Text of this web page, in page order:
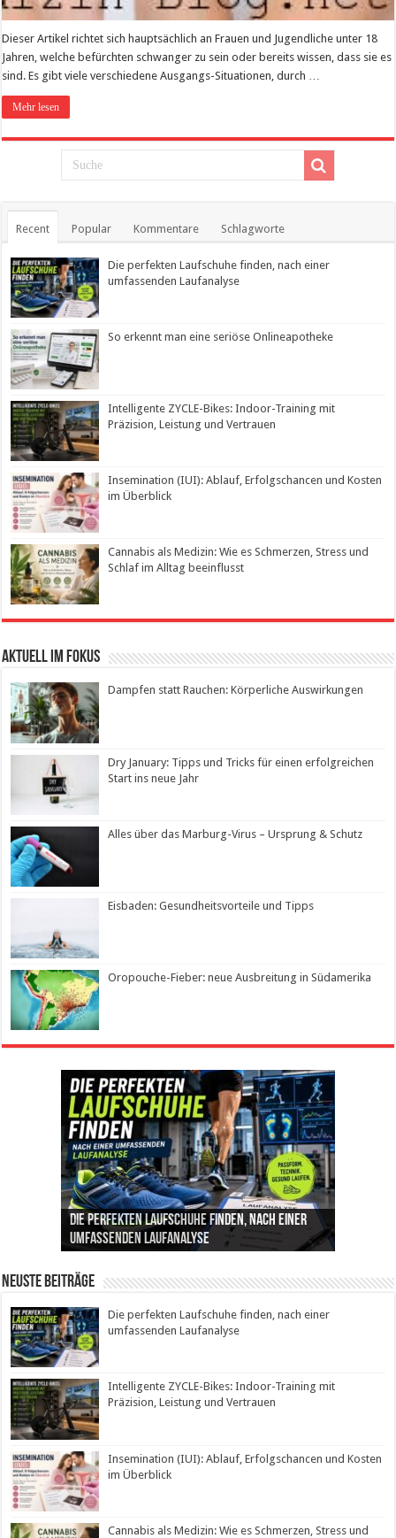
Dieser Artikel richtet sich hauptsächlich an Frauen und Jugendliche unter 18
Jahren, welche befürchten schwanger zu sein oder bereits wissen, dass sie es
sind. Es gibt viele verschiedene Ausgangs-Situationen, durch …
Mehr lesen
Recent Popular Kommentare Schlagworte
Die perfekten Laufschuhe finden, nach einer
umfassenden Laufanalyse
So erkennt man eine seriöse Onlineapotheke
Intelligente ZYCLE-Bikes: Indoor-Training mit
Präzision, Leistung und Vertrauen
Insemination (IUI): Ablauf, Erfolgschancen und Kosten
im Überblick
Cannabis als Medizin: Wie es Schmerzen, Stress und
Schlaf im Alltag beeinflusst
Aktuell im Fokus
Dampfen statt Rauchen: Körperliche Auswirkungen
Dry January: Tipps und Tricks für einen erfolgreichen
Start ins neue Jahr
Alles über das Marburg-Virus – Ursprung & Schutz
Eisbaden: Gesundheitsvorteile und Tipps
Oropouche-Fieber: neue Ausbreitung in Südamerika
Die perfekten Laufschuhe finden, nach einer
umfassenden Laufanalyse
Intelligente ZYCLE-Bikes: Indoor-Training mit
Präzision, Leistung und Vertrauen
Insemination (IUI): Ablauf, Erfolgschancen und
Kosten im Überblick
Cannabis als Medizin: Wie es Schmerzen, Stress
und Schlaf im Alltag beeinflusst
Leben mit Inkontinenz: Tipps für mehr
Sicherheit im Alltag
Neuste Beiträge
Die perfekten Laufschuhe finden, nach einer
umfassenden Laufanalyse
Intelligente ZYCLE-Bikes: Indoor-Training mit
Präzision, Leistung und Vertrauen
Insemination (IUI): Ablauf, Erfolgschancen und Kosten
im Überblick
Cannabis als Medizin: Wie es Schmerzen, Stress und